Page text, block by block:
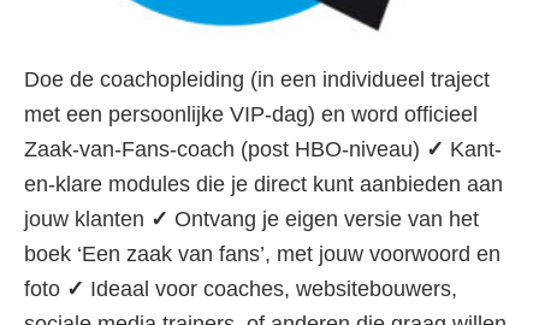
Doe de coachopleiding (in een individueel traject
met een persoonlijke VIP-dag) en word officieel
Zaak-van-Fans-coach (post HBO-niveau) ✓ Kant-
en-klare modules die je direct kunt aanbieden aan
jouw klanten ✓ Ontvang je eigen versie van het
boek ‘Een zaak van fans’, met jouw voorwoord en
foto ✓ Ideaal voor coaches, websitebouwers,